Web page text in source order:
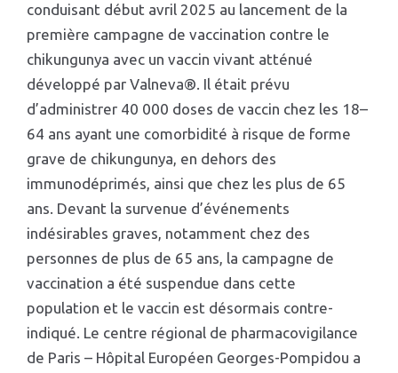
conduisant début avril 2025 au lancement de la
première campagne de vaccination contre le
chikungunya avec un vaccin vivant atténué
développé par Valneva®. Il était prévu
d’administrer 40 000 doses de vaccin chez les 18–
64 ans ayant une comorbidité à risque de forme
grave de chikungunya, en dehors des
immunodéprimés, ainsi que chez les plus de 65
ans. Devant la survenue d’événements
indésirables graves, notamment chez des
personnes de plus de 65 ans, la campagne de
vaccination a été suspendue dans cette
population et le vaccin est désormais contre-
indiqué. Le centre régional de pharmacovigilance
de Paris – Hôpital Européen Georges-Pompidou a